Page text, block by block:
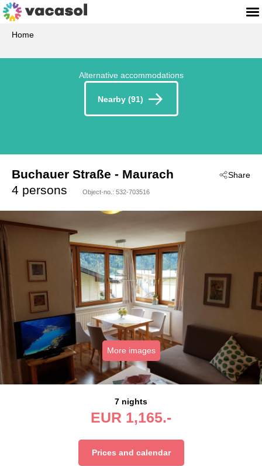
Home
Alternative accommodations
Nearby (91)
Share
Buchauer Straße
- 6212
- Maurach
4 persons
Object-no.: 532-703516
More images
7 nights
EUR 1,165.-
Prices and calendar